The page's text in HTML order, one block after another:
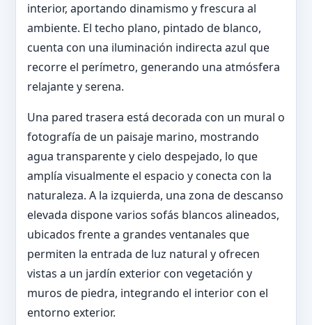
interior, aportando dinamismo y frescura al
ambiente. El techo plano, pintado de blanco,
cuenta con una iluminación indirecta azul que
recorre el perímetro, generando una atmósfera
relajante y serena.
Una pared trasera está decorada con un mural o
fotografía de un paisaje marino, mostrando
agua transparente y cielo despejado, lo que
amplía visualmente el espacio y conecta con la
naturaleza. A la izquierda, una zona de descanso
elevada dispone varios sofás blancos alineados,
ubicados frente a grandes ventanales que
permiten la entrada de luz natural y ofrecen
vistas a un jardín exterior con vegetación y
muros de piedra, integrando el interior con el
entorno exterior.